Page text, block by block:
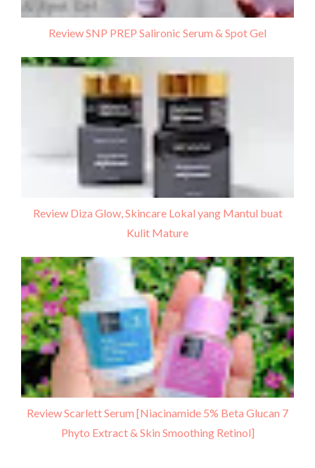
Review SNP PREP Salironic Serum & Spot Gel
Review Diza Glow, Skincare Lokal yang Mantul buat
Kulit Mature
Review Scarlett Serum [Niacinamide 5% Beta Glucan 7
Phyto Extract & Skin Smoothing Retinol]